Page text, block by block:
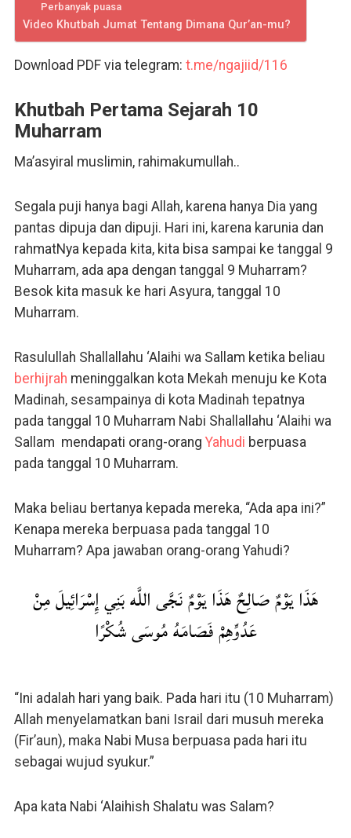
Perbanyak puasa
Video Khutbah Jumat Tentang Dimana Qur’an-mu?
Download PDF via telegram: t.me/ngajiid/116
Khutbah Pertama Sejarah 10
Muharram
Ma’asyiral muslimin, rahimakumullah..
Segala puji hanya bagi Allah, karena hanya Dia yang
pantas dipuja dan dipuji. Hari ini, karena karunia dan
rahmatNya kepada kita, kita bisa sampai ke tanggal 9
Muharram, ada apa dengan tanggal 9 Muharram?
Besok kita masuk ke hari Asyura, tanggal 10
Muharram.
Rasulullah Shallallahu ‘Alaihi wa Sallam ketika beliau
berhijrah meninggalkan kota Mekah menuju ke Kota
Madinah, sesampainya di kota Madinah tepatnya
pada tanggal 10 Muharram Nabi Shallallahu ‘Alaihi wa
Sallam mendapati orang-orang Yahudi berpuasa
pada tanggal 10 Muharram.
Maka beliau bertanya kepada mereka, “Ada apa ini?”
Kenapa mereka berpuasa pada tanggal 10
Muharram? Apa jawaban orang-orang Yahudi?
هَذَا يَوْمٌ صَالِحٌ هَذَا يَوْمٌ نَجَّى اللَّه بَنِي إِسْرَائِيلَ مِنْ
عَدُوِّهِمْ فَصَامَهُ مُوسَى شُكْرًا
“Ini adalah hari yang baik. Pada hari itu (10 Muharram)
Allah menyelamatkan bani Israil dari musuh mereka
(Fir’aun), maka Nabi Musa berpuasa pada hari itu
sebagai wujud syukur.”
Apa kata Nabi ‘Alaihish Shalatu was Salam?